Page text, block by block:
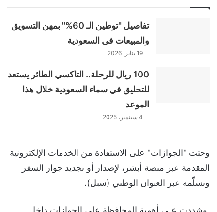
تفاصيل "توطين الـ 60%" بمهن التسويق
والمبيعات في السعودية
19 يناير، 2026
100 ريال للرحلة.. التاكسي الطائر يستعد
للتحليق في سماء السعودية خلال هذا
الموعد
4 سبتمبر، 2025
وحثت "الجوازات" على الاستفادة من الخدمات الإلكترونية
المقدمة عبر منصة أبشر، لإصدار أو تجديد جواز السفر
وتسلّمه عبر العنوان الوطني (سبل).
وشددت على أهمية المحافظة على الجوازات داخل